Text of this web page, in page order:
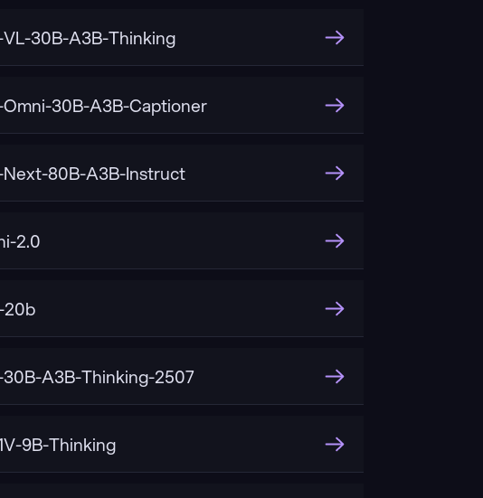
30B-A3B-Thinking
30B-A3B-Captioner
80B-A3B-Instruct
2.0
20b
A3B-Thinking-2507
9B-Thinking